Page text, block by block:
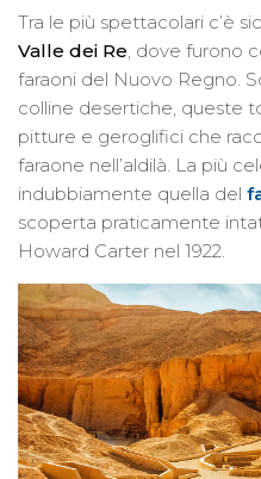
Tra le più spettacolari c’è
Valle dei Re, dove furono
faraoni del Nuovo Regno.
colline desertiche, queste
pitture e geroglifici che
faraone nell’aldilà. La più
indubbiamente quella del
scoperta praticamente
Howard Carter nel 1922.